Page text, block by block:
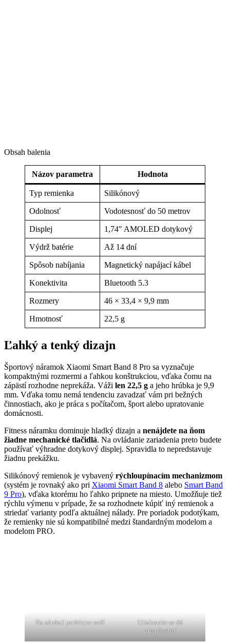
Obsah balenia
Názov parametra Hodnota
Typ remienka Silikónový
Odolnosť Vodotesnosť do 50 metrov
Displej 1,74" AMOLED dotykový
Výdrž batérie Až 14 dní
Spôsob nabíjania Magnetický napájací kábel
Konektivita Bluetooth 5.3
Rozmery 46 × 33,4 × 9,9 mm
Hmotnosť 22,5 g
Ľahký a tenký dizajn
Športový náramok Xiaomi Smart Band 8 Pro sa vyznačuje
kompaktnými rozmermi a ľahkou konštrukciou, vďaka čomu na
zápästí rozhodne neprekáža. Váži len 22,5 g a jeho hrúbka je 9,9
mm. Vďaka tomu nemá tendenciu zavadzať vám pri bežných
činnostiach, ako je práca s počítačom, šport alebo upratovanie
domácnosti.
Fitness náramku dominuje hladký dizajn a nenájdete na ňom
žiadne mechanické tlačidlá. Na ovládanie zariadenia preto budete
používať výhradne dotykový displej. Spravidla to nepredstavuje
žiadnu prekážku.
Silikónový remienok je vybavený rýchloupínacím mechanizmom
(systém je rovnaký ako pri Xiaomi Smart Band 8 alebo Smart Band
9 Pro), vďaka ktorému ho ľahko pripnete na miesto. Umožňuje tiež
rýchlu výmenu v prípade, že sa rozhodnete kúpiť iný remienok a
striedať varianty podľa aktuálnej nálady. Pre poriadok podotýkam,
že remienky nie sú kompatibilné medzi štandardným modelom a
modelom PRO.
Na zápästí perfektne sedí
Utiahnutie sa dá
prispôsobiť